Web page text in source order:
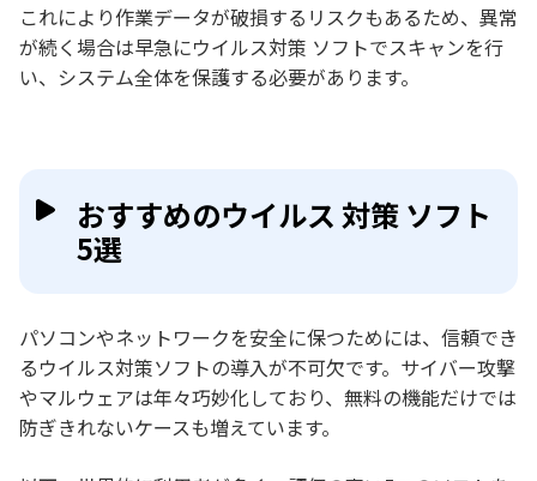
これにより作業データが破損するリスクもあるため、異常
が続く場合は早急にウイルス対策 ソフトでスキャンを行
い、システム全体を保護する必要があります。
おすすめのウイルス 対策 ソフト
5選
パソコンやネットワークを安全に保つためには、信頼でき
るウイルス対策ソフトの導入が不可欠です。サイバー攻撃
やマルウェアは年々巧妙化しており、無料の機能だけでは
防ぎきれないケースも増えています。